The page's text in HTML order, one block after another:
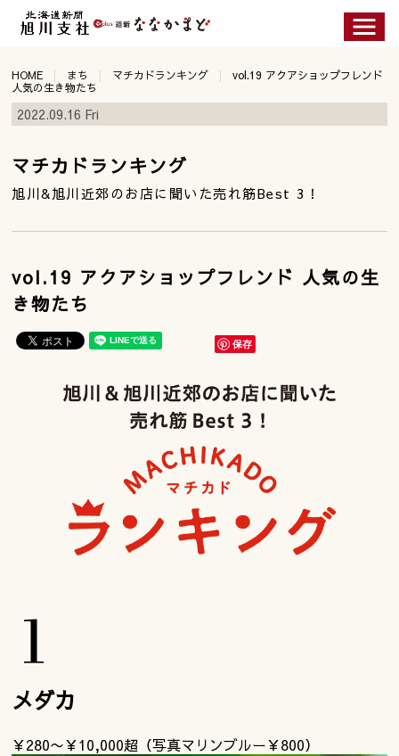
HOME まち マチカドランキング
vol.19 アクアショップフレンド
人気の生き物たち
2022.09.16 Fri
マチカドランキング
旭川&旭川近郊のお店に聞いた売れ筋Best 3！
vol.19 アクアショップフレンド 人気の生
き物たち
保存
メダカ
￥280〜￥10,000超（写真マリンブルー￥800）